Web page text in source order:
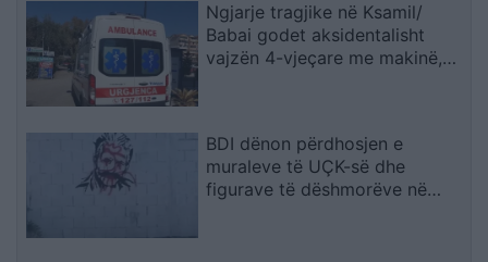
Ngjarje tragjike në Ksamil/
Babai godet aksidentalisht
vajzën 4-vjeçare me makinë,
BDI dënon përdhosjen e
muraleve të UÇK-së dhe
figurave të dëshmorëve në